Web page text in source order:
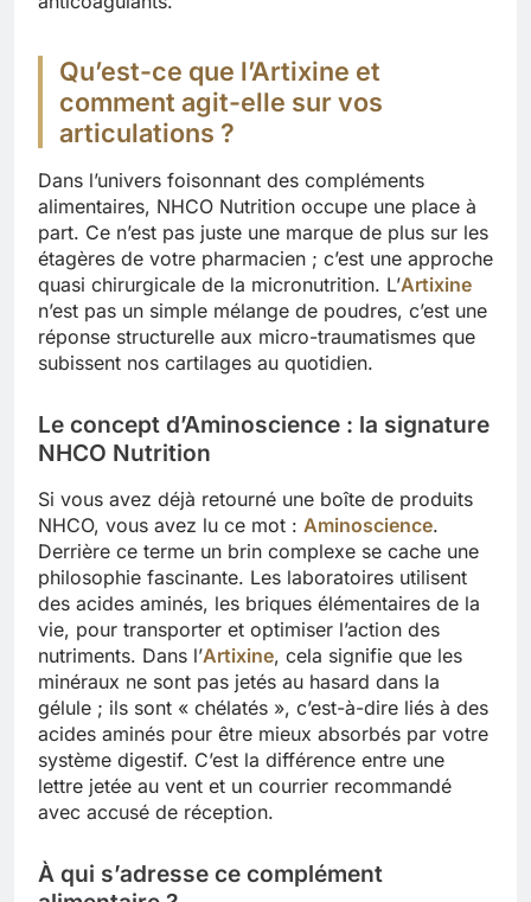
Qu’est-ce que l’Artixine et
comment agit-elle sur vos
articulations ?
Dans l’univers foisonnant des compléments
alimentaires, NHCO Nutrition occupe une place à
part. Ce n’est pas juste une marque de plus sur les
étagères de votre pharmacien ; c’est une approche
quasi chirurgicale de la micronutrition. L’Artixine
n’est pas un simple mélange de poudres, c’est une
réponse structurelle aux micro-traumatismes que
subissent nos cartilages au quotidien.
Le concept d’Aminoscience : la signature
NHCO Nutrition
Si vous avez déjà retourné une boîte de produits
NHCO, vous avez lu ce mot : Aminoscience.
Derrière ce terme un brin complexe se cache une
philosophie fascinante. Les laboratoires utilisent
des acides aminés, les briques élémentaires de la
vie, pour transporter et optimiser l’action des
nutriments. Dans l’Artixine, cela signifie que les
minéraux ne sont pas jetés au hasard dans la
gélule ; ils sont « chélatés », c’est-à-dire liés à des
acides aminés pour être mieux absorbés par votre
système digestif. C’est la différence entre une
lettre jetée au vent et un courrier recommandé
avec accusé de réception.
À qui s’adresse ce complément